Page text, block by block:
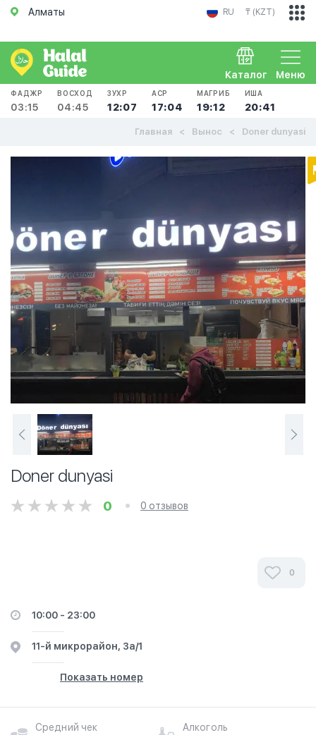
Алматы RU ₸ (KZT)
Меню
Каталог
ФАДЖР
03:15
ВОСХОД
04:45
ЗУХР
12:07
АСР
17:04
МАГРИБ
19:12
ИША
20:41
Главная Вынос Doner dunyasi
Doner dunyasi
0 0 отзывов
0
10:00 - 23:00
​11-й микрорайон, 3а/1​
Показать номер
Средний чек
Алкоголь